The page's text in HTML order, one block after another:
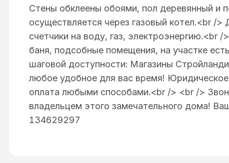
Стены обклеены обоями, пол деревянный и
осуществляется через газовый котел.<br /
счетчики на воду, газ, электроэнергию.<br
баня, подсобные помещения, на участке
шаговой доступности: Магазины
любое удобное для вас время!
оплата любыми способами.<br /> <br />
владельцем этого замечательного дома!
134629297